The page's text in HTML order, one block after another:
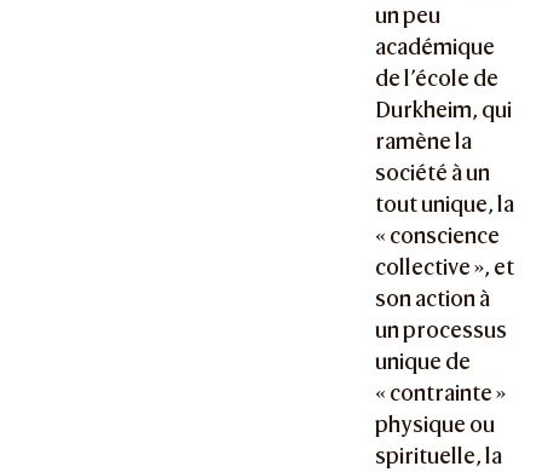
un peu
académique
de l’école de
Durkheim, qui
ramène la
société à un
tout unique, la
« conscience
collective », et
son action à
un processus
unique de
« contrainte »
physique ou
spirituelle, la